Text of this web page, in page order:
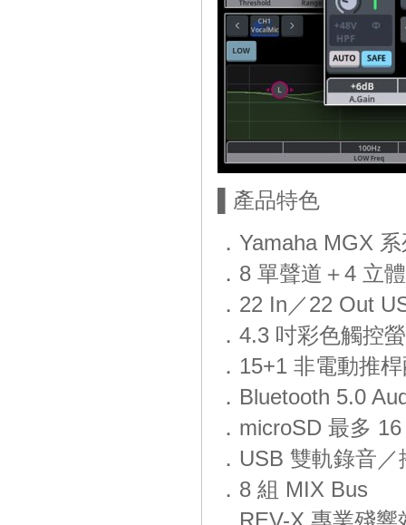
▌產品特色
．Yamaha MGX
．8 單聲道＋4 立
．22 In／22 Out
．4.3 吋彩色觸控
．15+1 非電動推
．Bluetooth 5.0
．microSD 最多
．USB 雙軌錄音／
．8 組 MIX Bus
．REV-X 專業殘響